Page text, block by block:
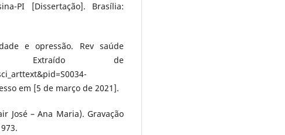
PI [Dissertação]. Brasília:
e opressão. Rev saúde
80. Extraído de
em [5 de março de 2021].
José – Ana Maria). Gravação